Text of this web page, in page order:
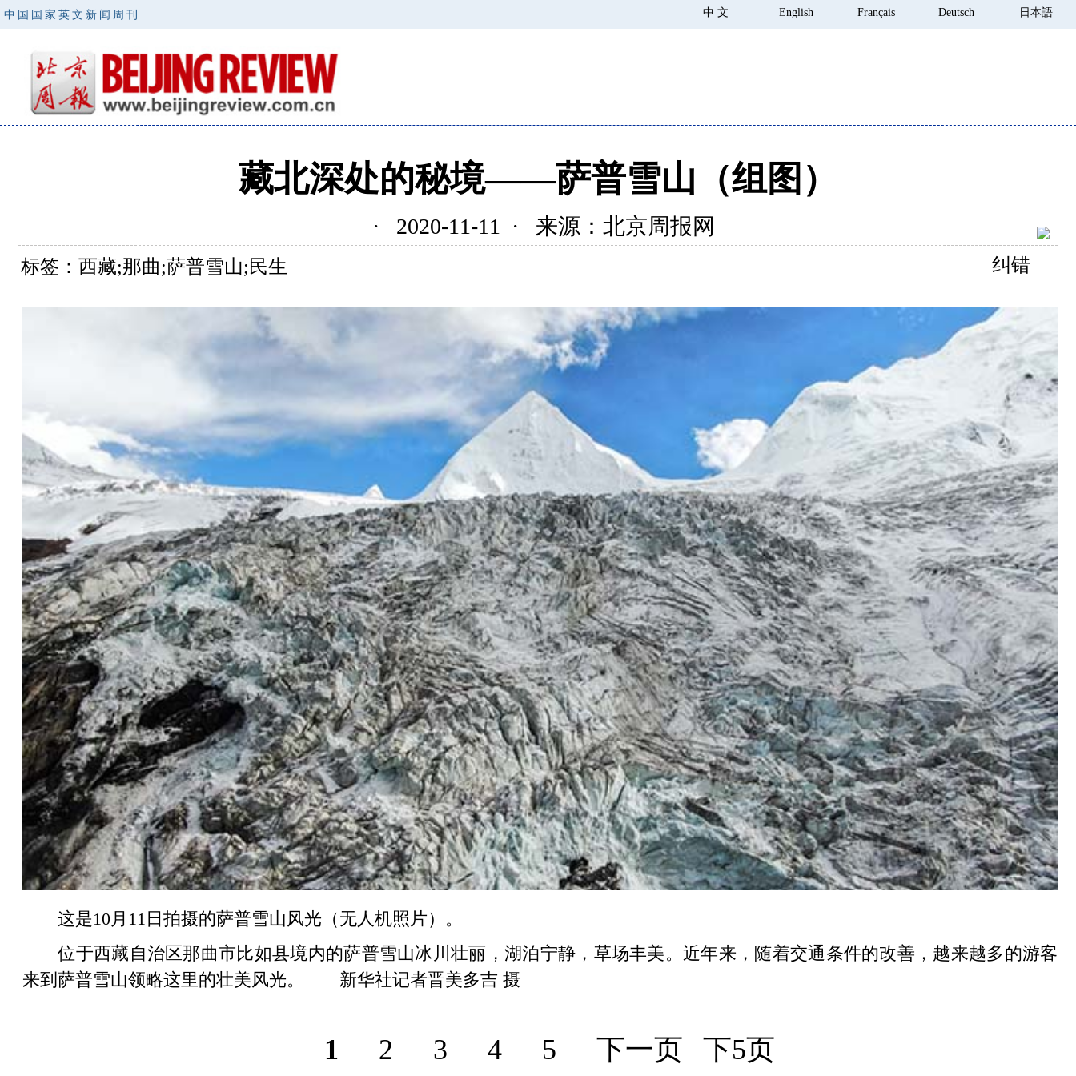
中国国家英文新闻周刊 日本語
Deutsch
Français
English
中 文
藏北深处的秘境——萨普雪山（组图）
· 2020-11-11 · 来源：北京周报网
标签：西藏;那曲;萨普雪山;民生 纠错
这是10月11日拍摄的萨普雪山风光（无人机照片）。
位于西藏自治区那曲市比如县境内的萨普雪山冰川壮丽，湖泊宁静，草场丰美。近年来，随着交通条件的改善，越来越多的游客
来到萨普雪山领略这里的壮美风光。 新华社记者晋美多吉 摄
1 2 3 4 5 下一页 下5页